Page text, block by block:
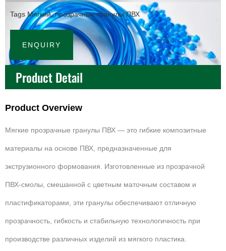
Tags Мягкий,прозрачные гранулы ПВХ
ENQUIRY
Product Detail
Product Overview
Мягкие прозрачные гранулы ПВХ — это гибкие композитные
материалы на основе ПВХ, предназначенные для
экструзионного формования. Изготовленные из прозрачной
ПВХ-смолы, смешанной с цветным маточным составом и
пластификаторами, эти гранулы обеспечивают отличную
прозрачность, гибкость и стабильную технологичность при
производстве различных изделий из мягкого пластика.